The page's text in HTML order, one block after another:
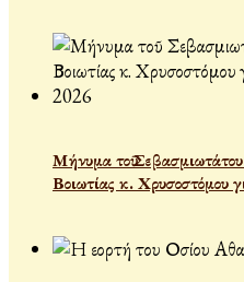
Μήνυμα τοῦ
Βοιωτίας κ. Χρυσοστόμου